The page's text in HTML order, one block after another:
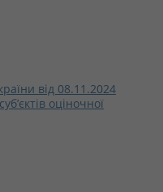
від 08.11.2024
оціночної